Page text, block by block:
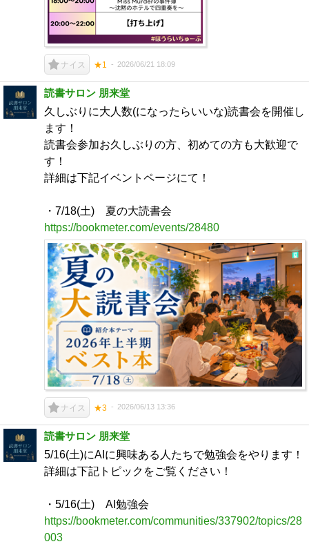
ナイス ★1 2026/06/21 18:09
読書サロン 朋来堂
久しぶりに大人数(になったらいいな)読書会を開催し
ます！
読書会参加お久しぶりの方、初めての方も大歓迎で
す！
詳細は下記イベントページにて！
・7/18(土) 夏の大読書会
https://bookmeter.com/events/28480
ナイス ★3 2026/06/13 13:36
読書サロン 朋来堂
5/16(土)にAIに興味ある人たちで勉強会をやります！
詳細は下記トピックをご覧ください！
・5/16(土) AI勉強会
https://bookmeter.com/communities/337902/topics/28
003